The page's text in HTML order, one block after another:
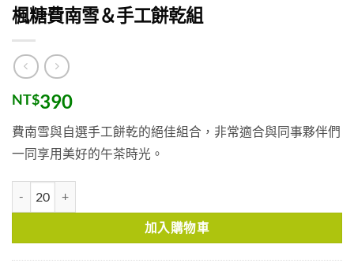
楓糖費南雪＆手工餅乾組
NT$390
費南雪與自選手工餅乾的絕佳組合，非常適合與同事夥伴們
一同享用美好的午茶時光。
加入購物車